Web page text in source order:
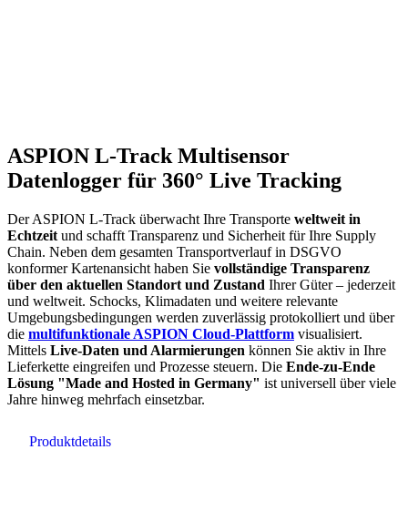
ASPION L-Track Multisensor
Datenlogger für 360° Live Tracking
Der ASPION L-Track überwacht Ihre Transporte weltweit in
Echtzeit und schafft Transparenz und Sicherheit für Ihre Supply
Chain. Neben dem gesamten Transportverlauf in DSGVO
konformer Kartenansicht haben Sie vollständige Transparenz
über den aktuellen Standort und Zustand Ihrer Güter – jederzeit
und weltweit. Schocks, Klimadaten und weitere relevante
Umgebungsbedingungen werden zuverlässig protokolliert und über
die multifunktionale ASPION Cloud-Plattform visualisiert.
Mittels Live-Daten und Alarmierungen können Sie aktiv in Ihre
Lieferkette eingreifen und Prozesse steuern. Die Ende-zu-Ende
Lösung "Made and Hosted in Germany" ist universell über viele
Jahre hinweg mehrfach einsetzbar.
Produktdetails